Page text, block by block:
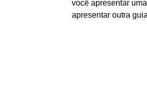
você apresentar
apresentar outra